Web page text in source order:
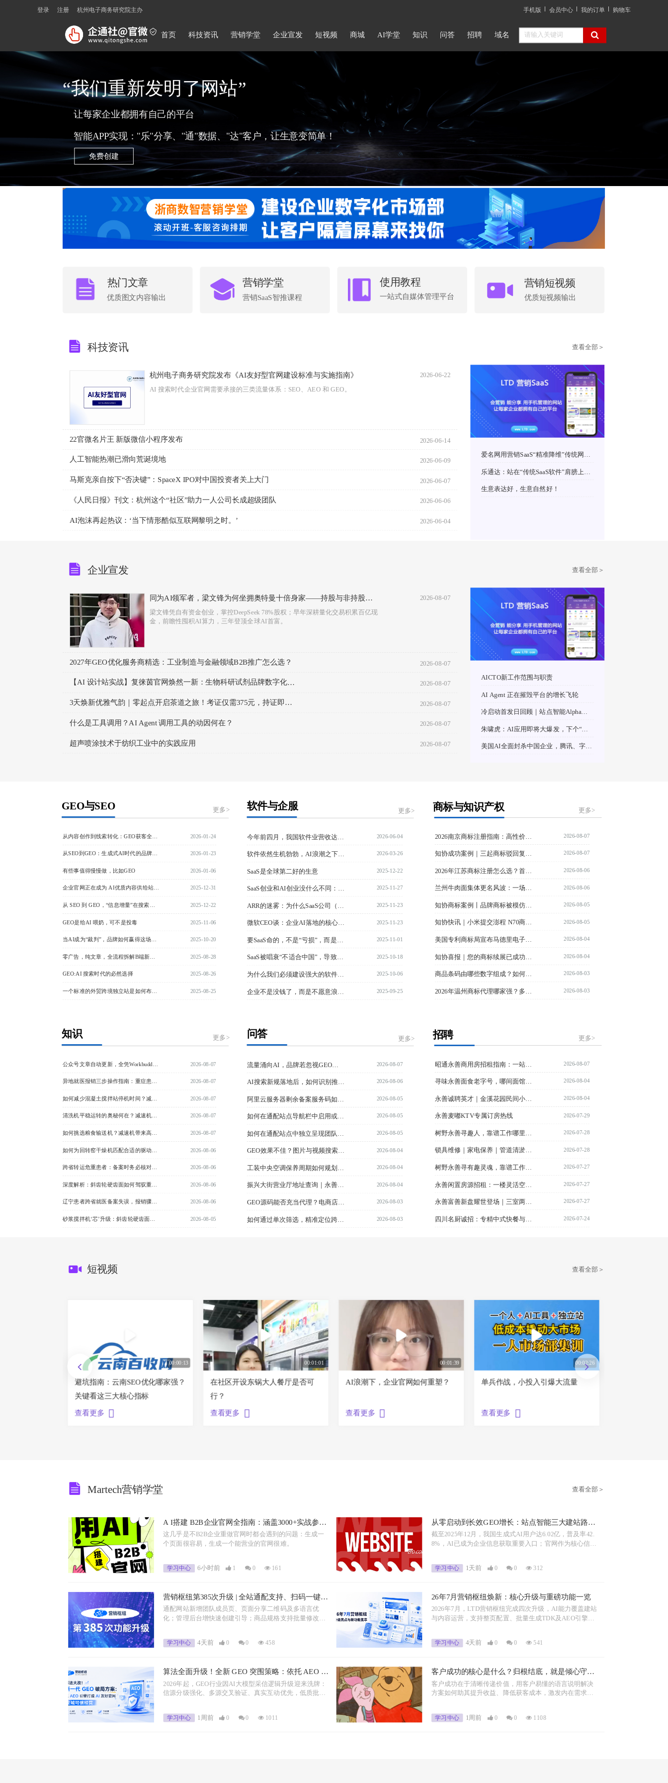
登录 注册 杭州电子商务研究院主办 手机版 会员中心 我的订单 购物车
首页 科技资讯 营销学堂 企业宣发 短视频 商城 AI学堂 知识 问答 招聘 域名
“我们重新发明了网站”
让每家企业都拥有自己的平台
智能APP实现："乐"分享、"通"数据、"达"客户，让生意变简单！
免费创建
热门文章
优质图文内容输出
按钮
营销学堂
营销SaaS智推课程
按钮
使用教程
一站式自媒体管理平台
营销短视频
优质短视频输出
按钮 按钮
科技资讯
杭州电子商务研究院发布《AI友好型官网建设标准与实施指南》
AI 搜索时代企业官网需要承接的三类流量体系：SEO、AEO 和 GEO。
2026-06-22
22官微名片王 新版微信小程序发布 2026-06-14
人工智能热潮已滑向荒诞境地 2026-06-09
马斯克亲自按下“否决键”：SpaceX IPO对中国投资者关上大门 2026-06-07
《人民日报》刊文：杭州这个“社区”助力一人公司长成超级团队 2026-06-06
AI泡沫再起热议：‘当下情形酷似互联网黎明之时。’ 2026-06-04
爱名网用营销SaaS“精准降维”传统网站建设服务
生意表达好，生意自然好！
查看全部＞
企业宣发
同为AI领军者，梁文锋为何坐拥奥特曼十倍身家——持股与非持股的
财富分野
梁文锋凭自有资金创业，掌控DeepSeek 78%股权；早年深耕量化交易积累百亿现
金，前瞻性囤积AI算力，三年登顶全球AI首富。
2026-08-07
2027年GEO优化服务商精选：工业制造与金融领域B2B推广怎么选？ 2026-08-07
【AI 设计站实战】复徕茵官网焕然一新：生物科研试剂品牌数字化门
2026-08-07
3天焕新优雅气韵｜零起点开启茶道之旅！考证仅需375元，持证即享
2026-08-07
什么是工具调用？AI Agent 调用工具的动因何在？ 2026-08-07
超声喷涂技术于纺织工业中的实践应用 2026-08-07
AICTO新工作范围与职责
AI Agent 正在摧毁平台的增长飞轮
冷启动首发日回顾｜站点智能Alpha版10.10内测幕后
美国AI全面封杀中国企业，腾讯、字节、阿里全中枪，绕道无门！
查看全部＞
GEO与SEO 更多> 软件与企服 更多>
2026-01-24
从SEO到GEO：生成式AI时代的品牌可见度的战略重构！ 2026-01-23
有些事值得慢慢做，比如GEO 2026-01-06
企业官网正在成为 AI优质内容供给站（大模型信源） 2025-12-31
2025-12-22
GEO是给AI 喂奶，可不是投毒 2025-11-06
2025-10-20
2025-08-28
GEO:AI 搜索时代的必然选择 2025-08-26
2025-08-25
商标与知识产权
2026-06-04
2026-03-26
SaaS是全球第二好的生意 2025-12-22
2025-11-27
2025-11-23
微软CEO谈：企业AI落地的核心挑战 2025-11-23
2025-11-01
SaaS被唱衰“不适合中国”，导致企业数字化转型卡在上下两难间 2025-10-18
2025-10-06
2025-09-25
2026-08-07
2026-08-07
2026-08-06
兰州牛肉面集体更名风波：一场商标归属权的暗战？ 2026-08-06
2026-08-05
知协快讯｜小米提交澎程 N70商标申请；腾讯注册购物袋图形商标！ 2026-08-05
2026-08-04
2026-08-04
2026-08-03
2026-08-03
更多>
知识 更多> 问答 更多>
2026-08-07
异地就医报销三步操作指南：重症患者跨省转运救护车费用同样可报 2026-08-07
2026-08-07
清洗机平稳运转的奥秘何在？减速机交出关键答卷 2026-08-07
2026-08-07
2026-08-06
跨省转运危重患者：备案时务必核对这一关键日期 2026-08-06
2026-08-06
辽宁患者跨省就医备案失误，报销骤减数万元？重症转运高铁前务必知晓 2026-08-06
2026-08-05
招聘
2026-08-07
AI搜索新规落地后，如何识别推广已步入正向循环？ 2026-08-06
2026-08-05
如何在通配站点导航栏中启用或隐藏博客与社区入口？ 2026-08-05
2026-08-05
GEO效果不佳？图片与视频搜索优化有解吗？ 2026-08-04
2026-08-04
振兴大街营业厅地址查询｜永善移动公司最新资讯速览 2026-08-04
2026-08-03
2026-08-03
2026-08-07
寻味永善面食老字号，哪间面馆筋道醇香？ 2026-08-04
2026-08-04
永善麦嘟KTV专属订房热线 2026-07-29
2026-07-28
锁具维修｜家电保养｜管道清淤｜卫浴及水电系统安装与维保 2026-07-28
2026-07-27
2026-07-27
2026-07-27
2026-07-24
更多>
短视频 查看全部＞
00:00:13
避坑指南：云南SEO优化哪家强？
关键看这三大核心指标
查看更多
00:01:01
在社区开设东锅大人餐厅是否可
行？
查看更多
00:01:39
AI浪潮下，企业官网如何重塑？
查看更多
00:02:26
单兵作战，小投入引爆大流量
查看更多
Martech营销学堂
A I搭建 B2B企业官网全指南：涵盖3000+实战参考
范本
这几乎是不B2B企业重做官网时都会遇到的问题：生成一
个页面很容易，生成一个能营业的官网很难。
学习中心 6小时前 1 0 161
从零启动到长效GEO增长：站点智能三大建站路
径，企业如何精准匹配？
截至2025年12月，我国生成式AI用户达6.02亿，普及率42.
8%，AI已成为企业信息获取重要入口；官网作为核心信源
学习中心
1天前 0 0 312
营销枢纽第385次升级 | 全站通配支持、扫码一键分
享 • 博客专区（/blog）开箱即用 • 商品规格批量编
辑，运营提效升级
通配网站新增团队成员页、页面分享二维码及多语言优
化；管理后台增快速创建引导；商品规格支持批量修改；
学习中心 4天前 0 0 458
26年7月营销枢纽焕新：核心升级与重磅功能一览
2026年7月，LTD营销枢纽完成四次升级，AI能力覆盖建站
与内容运营，支持整页配置、批量生成TDK及AEO引擎优
学习中心
4天前 0 0 541
算法全面升级！全新 GEO 突围策略：依托 AEO 引
擎构建 AI 适配型官网全域可信运营体系
2026年起，GEO行业因AI大模型采信逻辑升级迎来洗牌：
信源分级强化、多源交叉验证、真实互动优先，低质批量
学习中心 1周前 0 0 1011
客户成功的核心是什么？归根结底，就是倾心守护
你！
客户成功在于清晰传递价值，用客户易懂的语言说明解决
方案如何助其提升收益、降低获客成本，激发内在需求，
学习中心 1周前 0 0 1108
查看全部＞